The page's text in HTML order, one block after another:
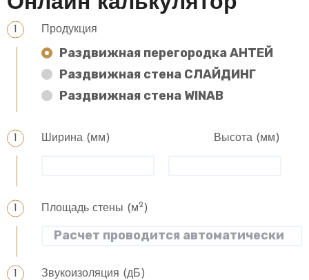
Продукция
Раздвижная перегородка АНТЕЙ
Раздвижная стена СЛАЙДИНГ
Раздвижная стена WINAB
Ширина (мм) Высота (мм)
Площадь стены (м2)
Звукоизоляция (дБ)